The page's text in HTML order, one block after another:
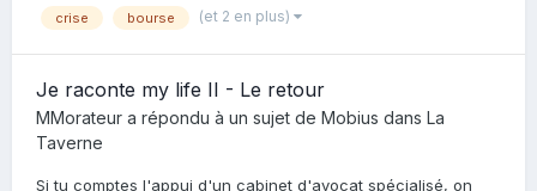
crise bourse (et 2 en plus)
Je raconte my life II - Le retour
MMorateur a répondu à un sujet de Mobius dans La
Taverne
Si tu comptes l'appui d'un cabinet d'avocat spécialisé, on